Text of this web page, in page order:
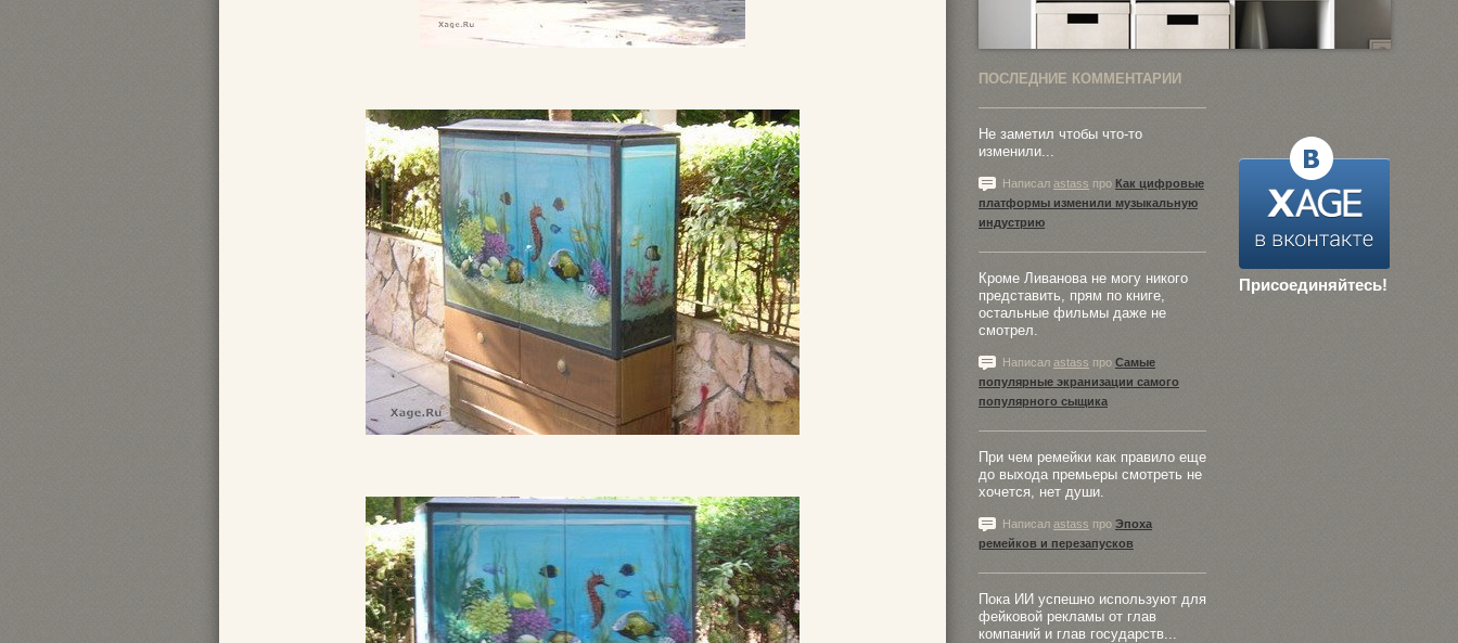
ПОСЛЕДНИЕ КОММЕНТАРИИ
Присоединяйтесь!
Не заметил чтобы что-то
изменили...
Написал astass про Как цифровые
платформы изменили музыкальную
индустрию
Кроме Ливанова не могу никого
представить, прям по книге,
остальные фильмы даже не
смотрел.
Написал astass про Самые
популярные экранизации самого
популярного сыщика
При чем ремейки как правило еще
до выхода премьеры смотреть не
хочется, нет души.
Написал astass про Эпоха
ремейков и перезапусков
Пока ИИ успешно используют для
фейковой рекламы от глав
компаний и глав государств...